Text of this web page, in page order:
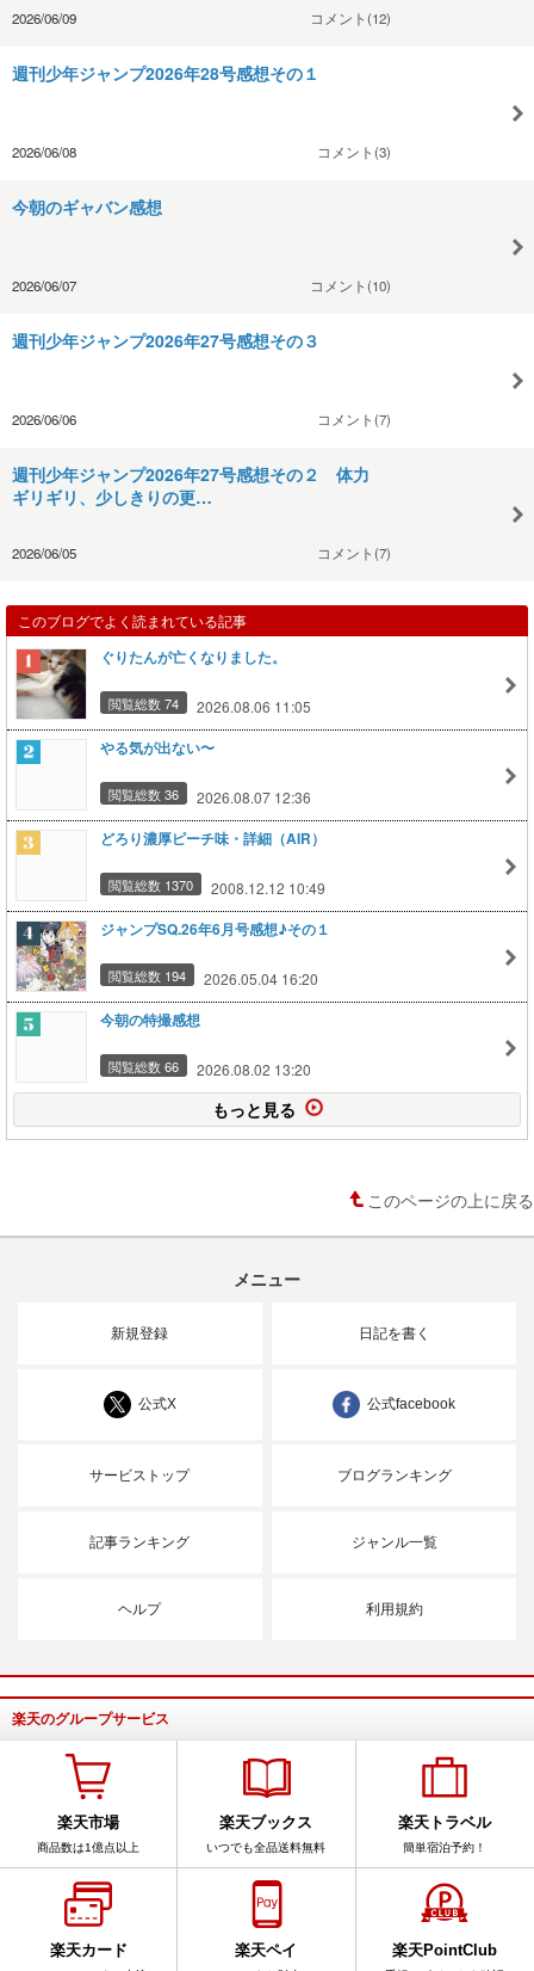
2026/06/09 コメント(12)
週刊少年ジャンプ2026年28号感想その１
2026/06/08 コメント(3)
今朝のギャバン感想
2026/06/07 コメント(10)
週刊少年ジャンプ2026年27号感想その３
2026/06/06 コメント(7)
週刊少年ジャンプ2026年27号感想その２ 体力
ギリギリ、少しきりの更…
2026/06/05 コメント(7)
このブログでよく読まれている記事
ぐりたんが亡くなりました。
閲覧総数 74 2026.08.06 11:05
やる気が出ない〜
閲覧総数 36 2026.08.07 12:36
どろり濃厚ピーチ味・詳細（AIR）
閲覧総数 1370 2008.12.12 10:49
ジャンプSQ.26年6月号感想♪その１
閲覧総数 194 2026.05.04 16:20
今朝の特撮感想
閲覧総数 66 2026.08.02 13:20
もっと見る
このページの上に戻る
メニュー
新規登録 日記を書く
公式X 公式facebook
サービストップ ブログランキング
記事ランキング ジャンル一覧
ヘルプ 利用規約
楽天のグループサービス
楽天市場
商品数は1億点以上
楽天ブックス
いつでも全品送料無料
楽天トラベル
簡単宿泊予約！
楽天カード 楽天ペイ 楽天PointClub